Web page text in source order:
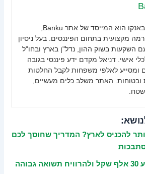
מקצועית בתחום הפיננסים. בעל ניסיון
השקעות בשוק ההון, נדל"ן בארץ ובחו"ל
אישי. דניאל מקדם ידע פיננסי בגובה
ומסייע לאלפי משפחות לקבל החלטות
ובטוחות. האתר משלב כלים מעשיים,
להכניס לארץ? המדריך שחוסך לכם
איך להשקיע 30 אלף שקל ולהרוויח תשואה גבוהה